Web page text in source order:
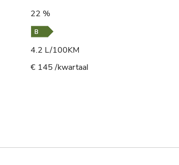
22 %
4.2 L/100KM
€ 145 /kwartaal